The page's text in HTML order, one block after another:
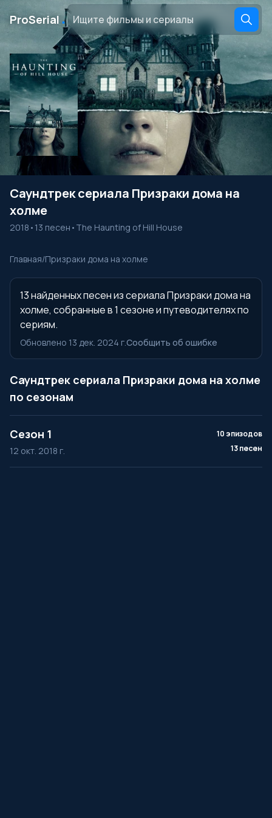
ProSerial․
Саундтрек сериала Призраки дома на
холме
2018 • 13 песен • The Haunting of Hill House
Главная/Призраки дома на холме
13 найденных песен из сериала Призраки дома на
холме, собранные в 1 сезоне и путеводителях по
сериям.
Обновлено 13 дек. 2024 г.Сообщить об ошибке
Саундтрек сериала Призраки дома на холме
по сезонам
Сезон 1
12 окт. 2018 г.
10 эпизодов
13 песен